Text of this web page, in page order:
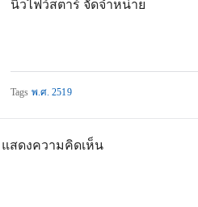
นิวไฟว์สตาร์ จัดจำหน่าย
Tags พ.ศ. 2519
แสดงความคิดเห็น